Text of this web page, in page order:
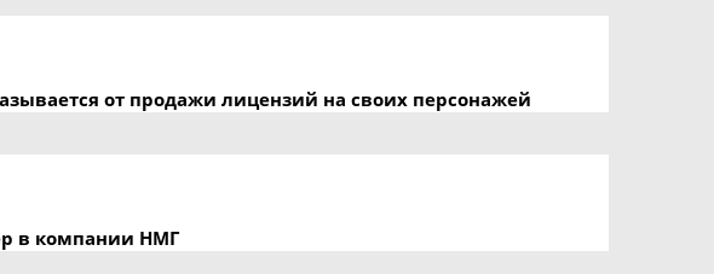
от продажи лицензий на своих персонажей
в компании НМГ